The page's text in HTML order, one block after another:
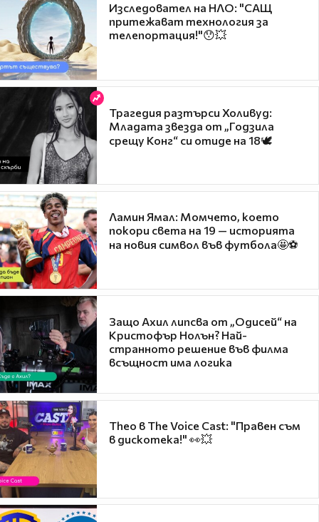
Изследовател на НЛО: "САЩ
притежават технология за
телепортация!"😯💥
Трагедия разтърси Холивуд:
Младата звезда от „Годзила
срещу Конг“ си отиде на 18🕊️
Ламин Ямал: Момчето, което
покори света на 19 — историята
на новия символ във футбола🤩⚽
Защо Ахил липсва от „Одисей“ на
Кристофър Нолън? Най-
странното решение във филма
всъщност има логика
Theo в The Voice Cast: "Правен съм
в дискотека!" 👀💥